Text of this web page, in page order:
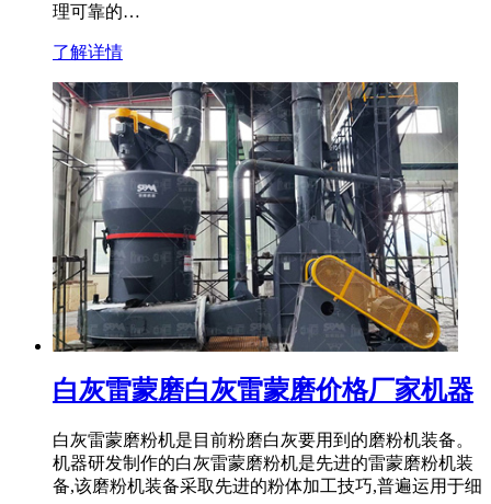
理可靠的…
了解详情
白灰雷蒙磨白灰雷蒙磨价格厂家机器
白灰雷蒙磨粉机是目前粉磨白灰要用到的磨粉机装备。
机器研发制作的白灰雷蒙磨粉机是先进的雷蒙磨粉机装
备,该磨粉机装备采取先进的粉体加工技巧,普遍运用于细